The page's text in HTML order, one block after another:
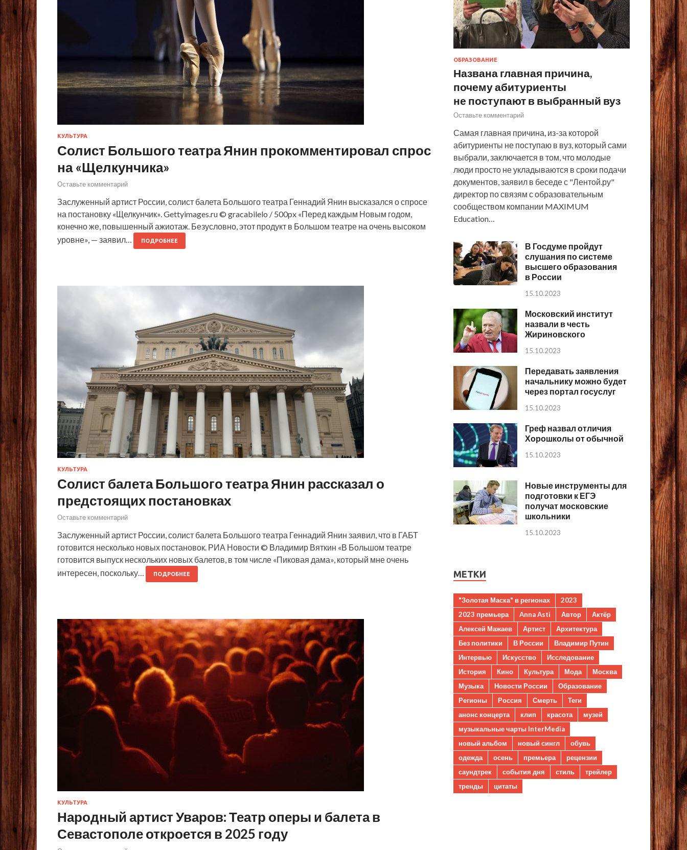
КУЛЬТУРА
Солист Большого театра Янин прокомментировал спрос
на «Щелкунчика»
Оставьте комментарий
Заслуженный артист России, солист балета Большого театра Геннадий Янин высказался о спросе
на постановку «Щелкунчик». Gettyimages.ru © gracabilelo / 500px «Перед каждым Новым годом,
конечно же, повышенный ажиотаж. Безусловно, этот продукт в Большом театре на очень высоком
уровне», — заявил…
ПОДРОБНЕЕ
КУЛЬТУРА
Солист балета Большого театра Янин рассказал о
предстоящих постановках
Оставьте комментарий
Заслуженный артист России, солист балета Большого театра Геннадий Янин заявил, что в ГАБТ
готовится несколько новых постановок. РИА Новости © Владимир Вяткин «В Большом театре
готовится выпуск нескольких новых балетов, в том числе «Пиковая дама», который мне очень
интересен, поскольку…
ПОДРОБНЕЕ
КУЛЬТУРА
Народный артист Уваров: Театр оперы и балета в
Севастополе откроется в 2025 году
ОБРАЗОВАНИЕ
Названа главная причина,
почему абитуриенты
не поступают в выбранный вуз
Оставьте комментарий
Самая главная причина, из-за которой
абитуриенты не поступаю в вуз, который сами
выбрали, заключается в том, что молодые
люди просто не укладываются в сроки подачи
документов, заявил в беседе с "Лентой.ру"
директор по связям с образовательным
сообществом компании MAXIMUM
Education…
В Госдуме пройдут
слушания по системе
высшего образования
в России
15.10.2023
Московский институт
назвали в честь
Жириновского
15.10.2023
Передавать заявления
начальнику можно будет
через портал госуслуг
15.10.2023
Греф назвал отличия
Хорошколы от обычной
15.10.2023
Новые инструменты для
подготовки к ЕГЭ
получат московские
школьники
15.10.2023
МЕТКИ
"Золотая Маска" в регионах
2023
2023 премьера
Anna Asti Автор
Актёр
Алексей Мажаев
Артист
Архитектура
Без политики
В России
Владимир Путин
Интервью
Искусство
Исследование
История
Кино Культура Мода
Москва
Музыка
Новости России
Образование
Регионы
Россия Смерть
Теги
анонс концерта
клип красота
музей
музыкальные чарты InterMedia
новый альбом
новый сингл
обувь
одежда
осень премьера
рецензии
саундтрек
события дня стиль
трейлер
тренды
цитаты